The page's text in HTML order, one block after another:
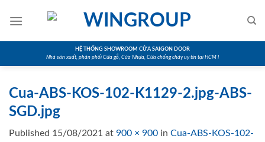
HỆ THỐNG SHOWROOM CỬA SAIGON DOOR
Nhà sản xuất, phân phối Cửa gỗ, Cửa Nhựa, Cửa chống cháy uy tín tại HCM !
Cua-ABS-KOS-102-K1129-2.jpg-ABS-
SGD.jpg
Published 15/08/2021 at 900 × 900 in Cua-ABS-KOS-102-